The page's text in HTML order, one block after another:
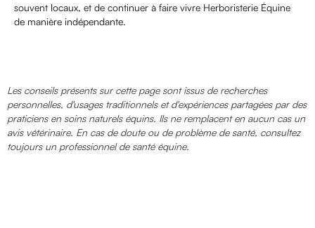
Les conseils présents sur cette page sont issus de recherches
personnelles, d'usages traditionnels et d'expériences partagées par des
praticiens en soins naturels équins. Ils ne remplacent en aucun cas un
avis vétérinaire. En cas de doute ou de problème de santé, consultez
toujours un professionnel de santé équine.
souvent locaux, et de continuer à faire vivre Herboristerie Équine
de manière indépendante.